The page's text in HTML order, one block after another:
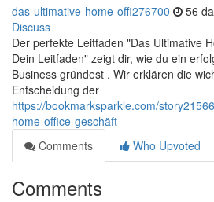
das-ultimative-home-offi276700 56
Discuss
Der perfekte Leitfaden "Das Ultimative
Dein Leitfaden" zeigt dir, wie du ein
Business gründest . Wir erklären die
Entscheidung der
https://bookmarksparkle.com/
home-office-geschäft
Comments
Who Upvoted
Comments